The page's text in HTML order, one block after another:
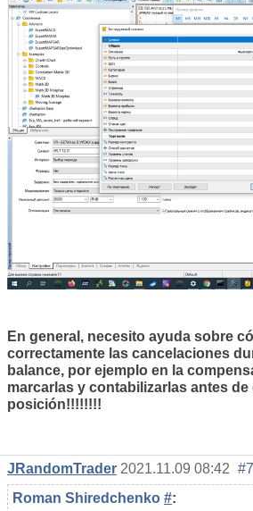
En general, necesito ayuda sobre
correctamente las cancelaciones
balance, por ejemplo en la
marcarlas y contabilizarlas antes de
posición!!!!!!!!
JRandomTrader 2021.11.09 08:42 #7
Roman Shiredchenko #: